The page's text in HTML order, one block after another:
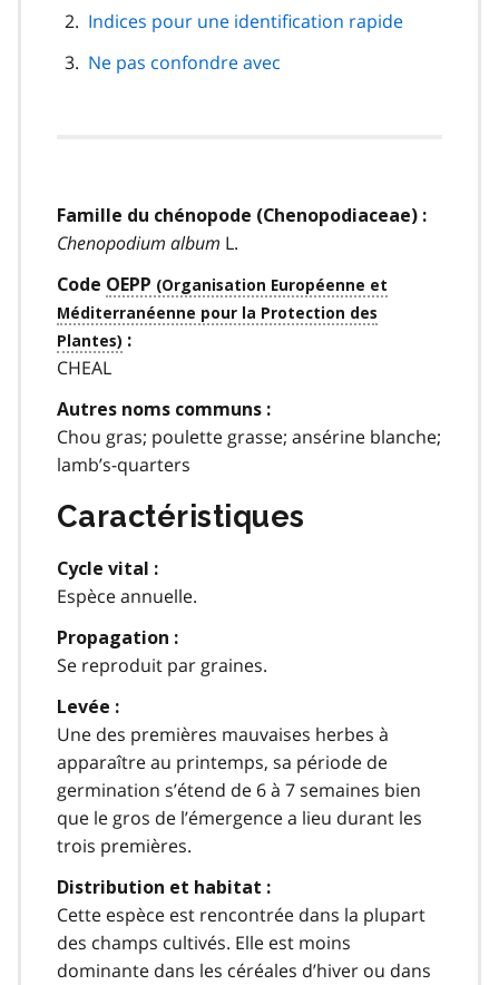
page
Indices pour une identification rapide
Ne pas confondre avec
Famille du chénopode (Chenopodiaceae) :
Chenopodium album L.
Code OEPP
:
CHEAL
Autres noms communs :
Chou gras; poulette grasse; ansérine blanche;
lamb’s-quarters
Caractéristiques
Cycle vital :
Espèce annuelle.
Propagation :
Se reproduit par graines.
Levée :
Une des premières mauvaises herbes à
apparaître au printemps, sa période de
germination s’étend de 6 à 7 semaines bien
que le gros de l’émergence a lieu durant les
trois premières.
Distribution et habitat :
Cette espèce est rencontrée dans la plupart
des champs cultivés. Elle est moins
dominante dans les céréales d’hiver ou dans